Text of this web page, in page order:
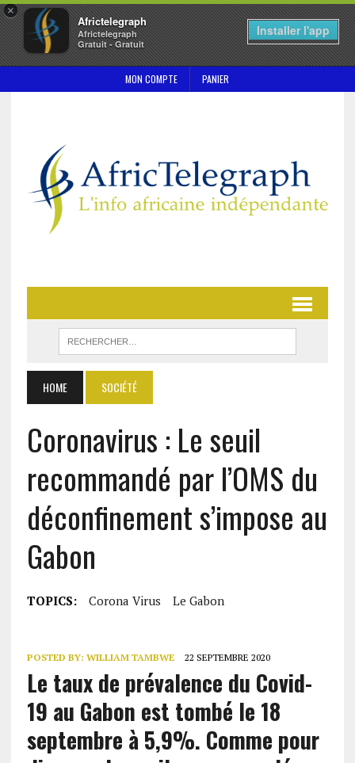
×
Africtelegraph
Africtelegraph
Gratuit - Gratuit
Installer l'app
MON COMPTE PANIER
HOME SOCIÉTÉ
Coronavirus : Le seuil
recommandé par l’OMS du
déconfinement s’impose au
Gabon
TOPICS: Corona Virus Le Gabon
POSTED BY: WILLIAM TAMBWE 22 SEPTEMBRE 2020
Le taux de prévalence du Covid-
19 au Gabon est tombé le 18
septembre à 5,9%. Comme pour